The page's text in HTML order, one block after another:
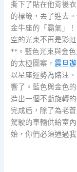
撕下了貼在他背後
的標籤，丟了進去
金牛座的「霸氣」
空的光束不再是彩
**。藍色光束與金
的太極圖案， 震旦
以星座運勢為賭注
響了。藍色與金色
造出一個不斷旋轉
完成后，除了為老
駕駛的車輛供給室
始，你們必須通過